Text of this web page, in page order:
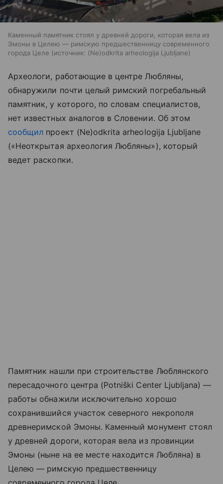
Каменный памятник стоял у древней дороги, которая вела из
Эмоны в Целею — римскую предшественницу современного
города Целе
источник: (Ne)odkrita arheologija Ljubljane
Археологи, работающие в центре Любляны,
обнаружили почти целый римский погребальный
памятник, у которого, по словам специалистов,
нет известных аналогов в Словении. Об этом
сообщил проект (Ne)odkrita arheologija Ljubljane
(«Неоткрытая археология Любляны»), который
ведет раскопки.
Памятник нашли при строительстве Люблянского
пересадочного центра (Potniški Center Ljubljana) —
работы обнажили исключительно хорошо
сохранившийся участок северного некрополя
древнеримской Эмоны. Каменный монумент стоял
у древней дороги, которая вела из провинции
Эмоны (ныне на ее месте находится Любляна) в
Целею — римскую предшественницу